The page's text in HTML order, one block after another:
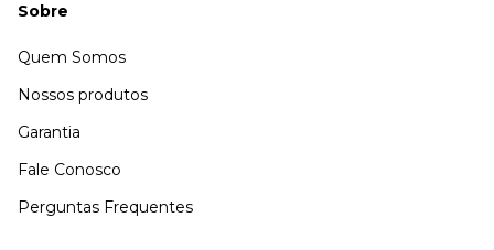
Sobre
Quem Somos
Nossos produtos
Garantia
Fale Conosco
Perguntas Frequentes